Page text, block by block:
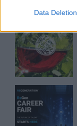
Data Deletion